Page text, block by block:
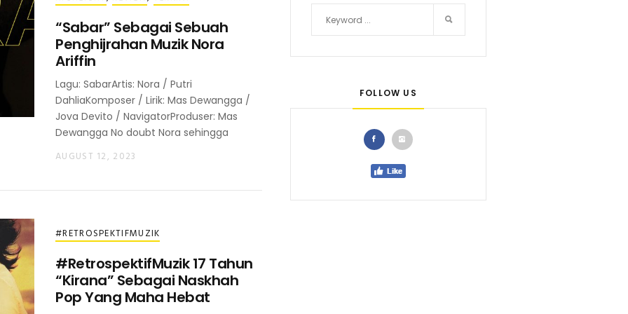
“Sabar” Sebagai Sebuah
Penghijrahan Muzik Nora
Ariffin
Lagu: SabarArtis: Nora / Putri
DahliaKomposer / Lirik: Mas Dewangga /
Jova Devito / NavigatorProduser: Mas
Dewangga No doubt Nora sehingga
AUGUST 12, 2023
#RETROSPEKTIFMUZIK
#RetrospektifMuzik 17 Tahun
“Kirana” Sebagai Naskhah
Pop Yang Maha Hebat
FOLLOW US